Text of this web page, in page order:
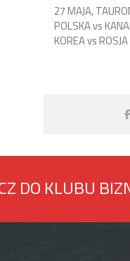
27 MAJA,
POLSKA vs
KOREA vs
DO KLUBU